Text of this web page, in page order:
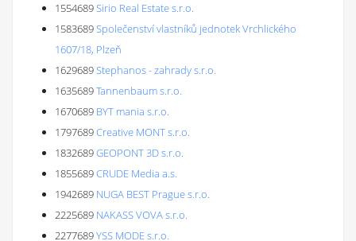
1554689Sirio Real Estate s.r.o.
1583689Společenství vlastníků jednotek Vrchlického
1607/18, Plzeň
1629689Stephanos - zahrady s.r.o.
1635689Tannenbaum s.r.o.
1670689 BYT mania s.r.o.
1797689Creative MONT s.r.o.
1832689GEOPONT 3D s.r.o.
1855689CRUDE Media a.s.
1942689 NUGA BEST Prague s.r.o.
2225689 NAKASS VOVA s.r.o.
2277689YSS MODE s.r.o.